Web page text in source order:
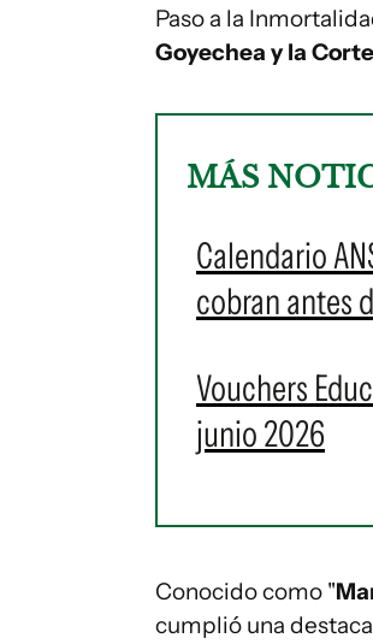
Paso a la
Goyechea y la Corte
MÁS
Calendario
cobran antes
Vouchers
junio 2026
Conocido como "
cumplió una